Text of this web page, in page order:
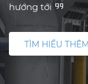
hướng tới
TÌM HIỂU THÊM